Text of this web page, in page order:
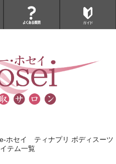
ホセイ ティナプリ ボディスーツ
テム一覧